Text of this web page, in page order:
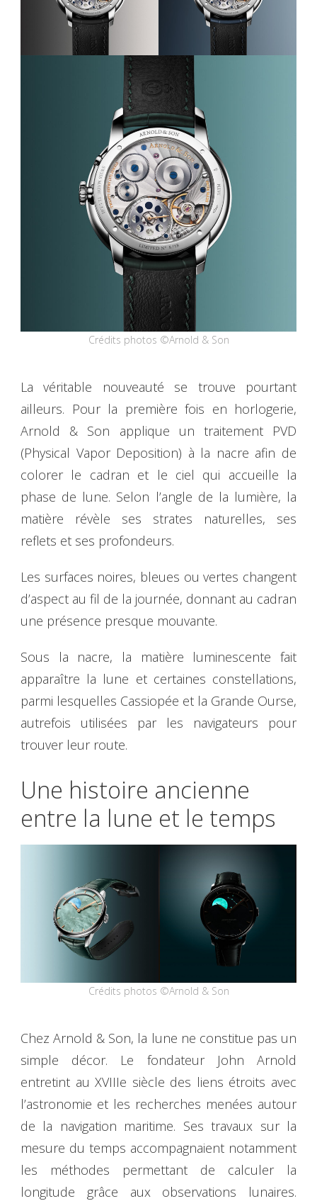
Crédits photos ©Arnold & Son
La véritable nouveauté se trouve pourtant
ailleurs. Pour la première fois en horlogerie,
Arnold & Son applique un traitement PVD
(Physical Vapor Deposition) à la nacre afin de
colorer le cadran et le ciel qui accueille la
phase de lune. Selon l’angle de la lumière, la
matière révèle ses strates naturelles, ses
reflets et ses profondeurs.
Les surfaces noires, bleues ou vertes changent
d’aspect au fil de la journée, donnant au cadran
une présence presque mouvante.
Sous la nacre, la matière luminescente fait
apparaître la lune et certaines constellations,
parmi lesquelles Cassiopée et la Grande Ourse,
autrefois utilisées par les navigateurs pour
trouver leur route.
Une histoire ancienne
entre la lune et le temps
Crédits photos ©Arnold & Son
Chez Arnold & Son, la lune ne constitue pas un
simple décor. Le fondateur John Arnold
entretint au XVIIIe siècle des liens étroits avec
l’astronomie et les recherches menées autour
de la navigation maritime. Ses travaux sur la
mesure du temps accompagnaient notamment
les méthodes permettant de calculer la
longitude grâce aux observations lunaires.